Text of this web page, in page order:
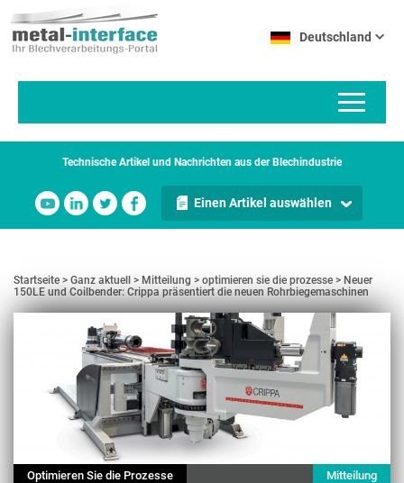
zum
Inhalt
Deutschland
Technische Artikel und Nachrichten aus der Blechindustrie
Einen Artikel auswählen
Startseite Ganz aktuell Mitteilung optimieren sie die prozesse
Neuer
150LE und Coilbender: Crippa präsentiert die neuen Rohrbiegemaschinen
Optimieren Sie die Prozesse Mitteilung